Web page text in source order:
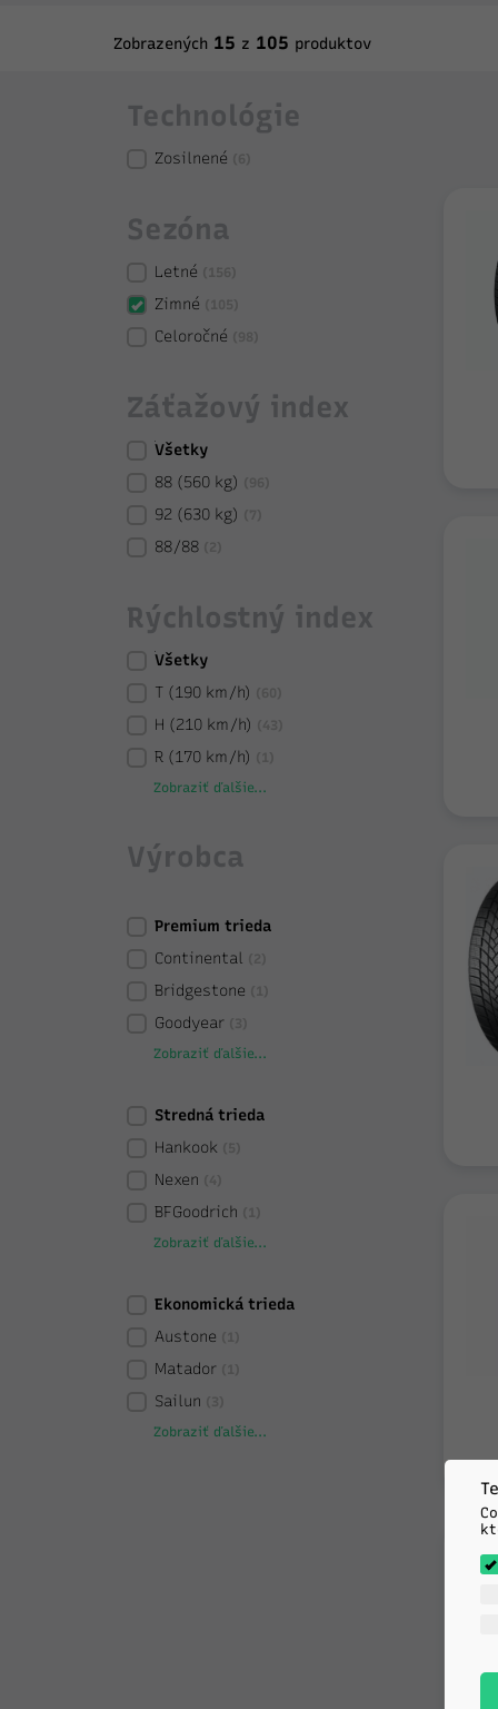
Zobrazených 15 z 105 produktov
Technológie
Zosilnené
Sezóna
Letné
Zimné
Celoročné
Záťažový index
Všetky
88 (560 kg)
92 (630 kg)
88/88
Rýchlostný index
Všetky
T (190 km/h)
H (210 km/h)
R (170 km/h)
Zobraziť ďalšie...
Výrobca
Premium trieda
Continental
Bridgestone
Goodyear
Zobraziť ďalšie...
Stredná trieda
Hankook
Nexen
BFGoodrich
Zobraziť ďalšie...
Ekonomická trieda
Austone
Matador
Sailun
Zobraziť ďalšie...